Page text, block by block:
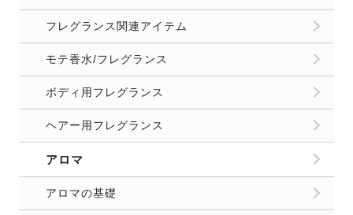
フレグランス関連アイテム
モテ香水/フレグランス
ボディ用フレグランス
ヘアー用フレグランス
アロマ
アロマの基礎